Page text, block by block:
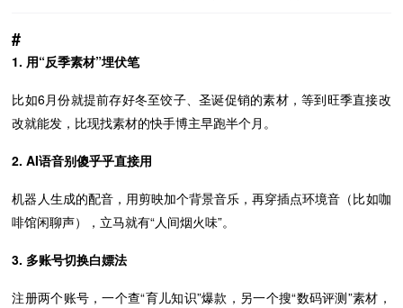
1. 用“反季素材”埋伏笔
比如6月份就提前存好冬至饺子、圣诞促销的素材，等到旺季直接改
改就能发，比现找素材的快手博主早跑半个月。
2. AI语音别傻乎乎直接用
机器人生成的配音，用剪映加个背景音乐，再穿插点环境音（比如咖
啡馆闲聊声），立马就有“人间烟火味”。
3. 多账号切换白嫖法
注册两个账号，一个查“育儿知识”爆款，另一个搜“数码评测”素材，